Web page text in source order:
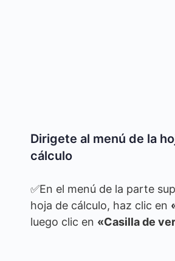
Dirigete al menú de la
cálculo
✅En el menú de la parte
hoja de cálculo, haz clic en
luego clic en «Casilla de